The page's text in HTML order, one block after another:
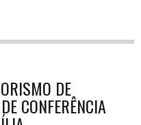
DE
CONFERÊNCIA